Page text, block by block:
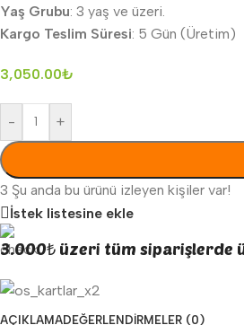
Yaş Grubu: 3 yaş ve üzeri.
Kargo Teslim Süresi: 5 Gün (Üretim)
3,050.00₺
- +
3 Şu anda bu ürünü izleyen kişiler var!
İstek listesine ekle
3.000₺ üzeri tüm siparişlerde
AÇIKLAMADEĞERLENDIRMELER (0)